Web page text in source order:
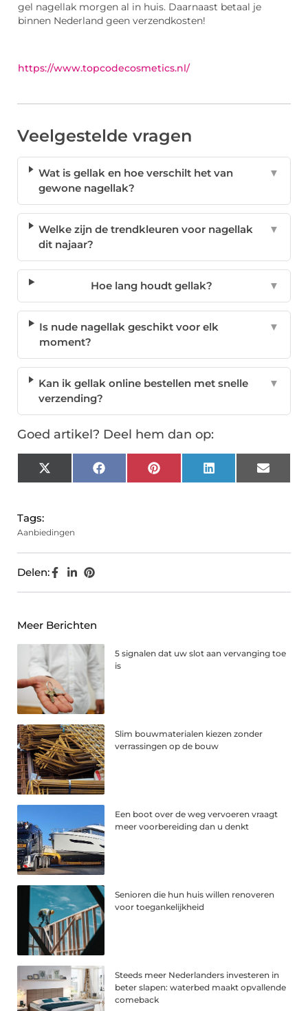
gel nagellak morgen al in huis. Daarnaast betaal je
binnen Nederland geen verzendkosten!
https://www.topcodecosmetics.nl/
Veelgestelde vragen
Wat is gellak en hoe verschilt het van
gewone nagellak?
▼
Welke zijn de trendkleuren voor nagellak
dit najaar?
▼
Hoe lang houdt gellak? ▼
Is nude nagellak geschikt voor elk
moment?
▼
Kan ik gellak online bestellen met snelle
verzending?
▼
Goed artikel? Deel hem dan op:
X
(Twitter)
FacebookPinterest LinkedIn Email
Tags:
Aanbiedingen
Delen:
Meer Berichten
5 signalen dat uw slot aan vervanging toe
is
Slim bouwmaterialen kiezen zonder
verrassingen op de bouw
Een boot over de weg vervoeren vraagt
meer voorbereiding dan u denkt
Senioren die hun huis willen renoveren
voor toegankelijkheid
Steeds meer Nederlanders investeren in
beter slapen: waterbed maakt opvallende
comeback